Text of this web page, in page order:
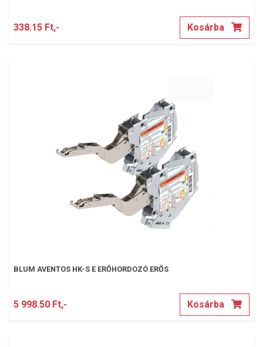
338.15 Ft,- Kosárba
BLUM AVENTOS HK-S E ERŐHORDOZÓ ERŐS
5 998.50 Ft,- Kosárba